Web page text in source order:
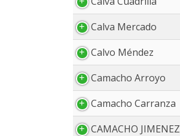
Calva Mercado
Calvo Méndez
Camacho Arroyo
Camacho Carranza
CAMACHO JIMENEZ